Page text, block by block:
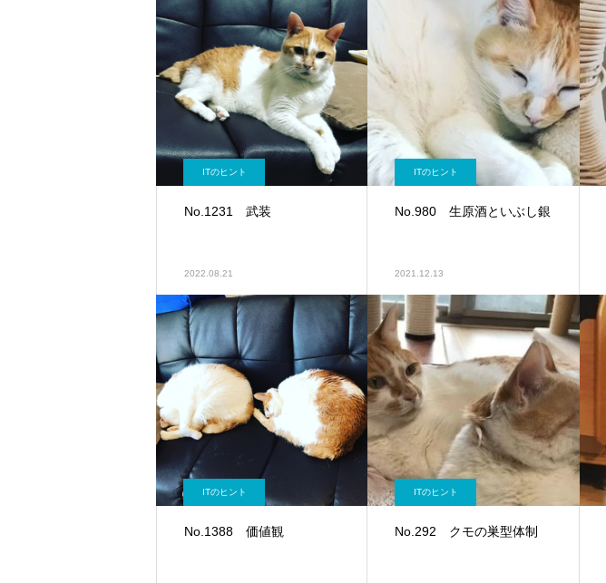
ITのヒント
No.1231 武装
2022.08.21
ITのヒント
No.980 生原酒といぶし銀
2021.12.13
ITのヒント
No.1388 価値観
ITのヒント
No.292 クモの巣型体制